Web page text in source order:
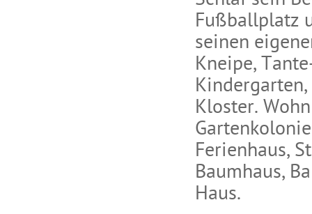
Fußballplatz
seinen
Kneipe,
Kloster.
Ferienhaus,
Baumhaus,
Haus.